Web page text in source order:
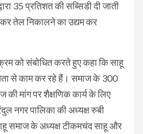
35 प्रतिशत की सब्सिडी दी जाती
तेल निकालने का उद्यम कर
को संबोधित करते हुए कहा कि साहू
से काम कर रहे हैं। समाज के 300
की मांग पर शैक्षणिक कार्य के लिए
नगर पालिका की अध्यक्ष रुबी
समाज के अध्यक्ष टीकमचंद साहू और